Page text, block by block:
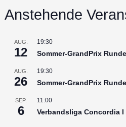
Anstehende
AUG.
12
19:30
Sommer-GrandPrix
AUG.
26
19:30
Sommer-GrandPrix
SEP.
6
11:00
Verbandsliga Concordia I